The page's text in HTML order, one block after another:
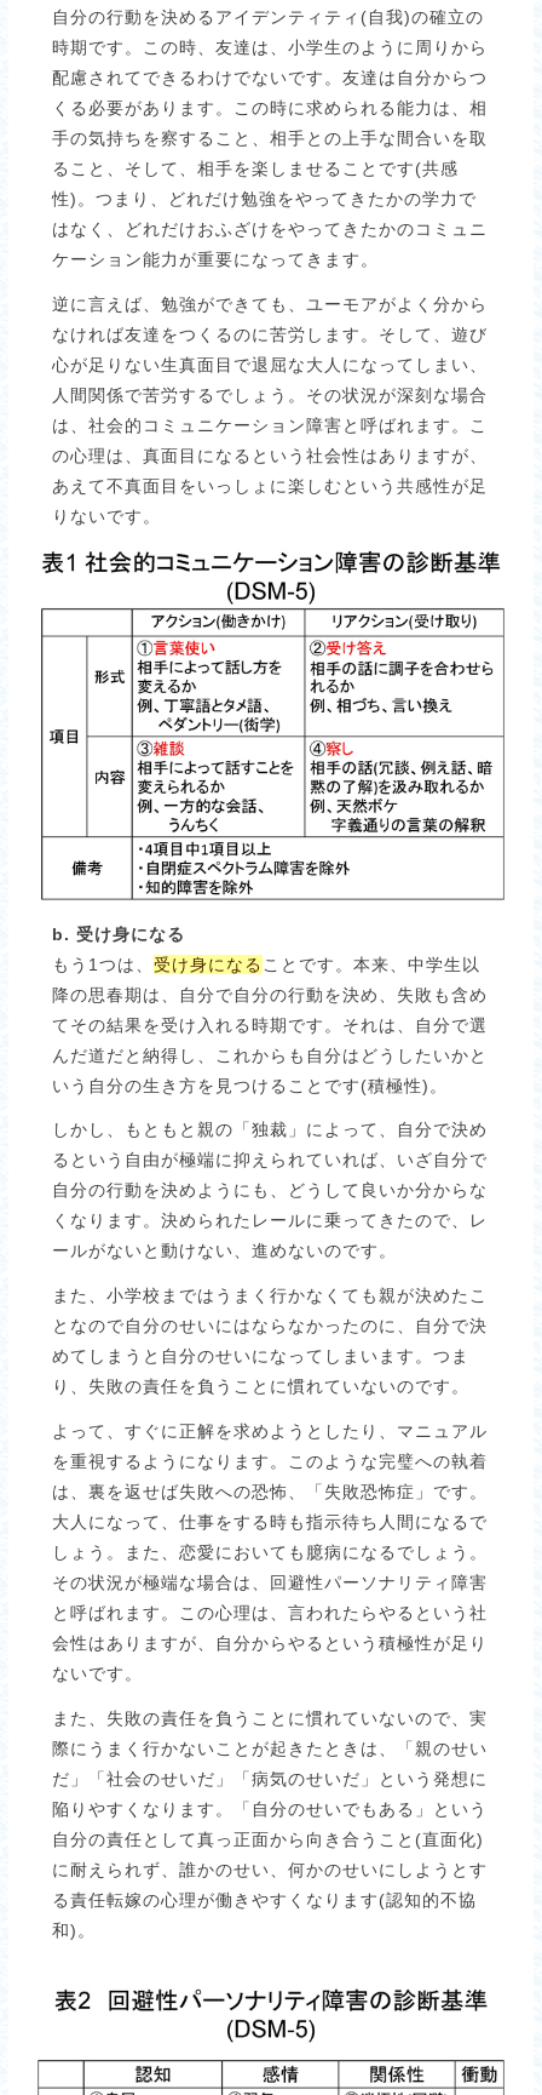
自分の行動を決めるアイデンティティ(自我)の確立の
時期です。この時、友達は、小学生のように周りから
配慮されてできるわけでないです。友達は自分からつ
くる必要があります。この時に求められる能力は、相
手の気持ちを察すること、相手との上手な間合いを取
ること、そして、相手を楽しませることです(共感
性)。つまり、どれだけ勉強をやってきたかの学力で
はなく、どれだけおふざけをやってきたかのコミュニ
ケーション能力が重要になってきます。
逆に言えば、勉強ができても、ユーモアがよく分から
なければ友達をつくるのに苦労します。そして、遊び
心が足りない生真面目で退屈な大人になってしまい、
人間関係で苦労するでしょう。その状況が深刻な場合
は、社会的コミュニケーション障害と呼ばれます。こ
の心理は、真面目になるという社会性はありますが、
あえて不真面目をいっしょに楽しむという共感性が足
りないです。
b. 受け身になる
もう1つは、 受け身になる ことです。本来、中学生以
降の思春期は、自分で自分の行動を決め、失敗も含め
てその結果を受け入れる時期です。それは、自分で選
んだ道だと納得し、これからも自分はどうしたいかと
いう自分の生き方を見つけることです(積極性)。
しかし、もともと親の「独裁」によって、自分で決め
るという自由が極端に抑えられていれば、いざ自分で
自分の行動を決めようにも、どうして良いか分からな
くなります。決められたレールに乗ってきたので、レ
ールがないと動けない、進めないのです。
また、小学校まではうまく行かなくても親が決めたこ
となので自分のせいにはならなかったのに、自分で決
めてしまうと自分のせいになってしまいます。つま
り、失敗の責任を負うことに慣れていないのです。
よって、すぐに正解を求めようとしたり、マニュアル
を重視するようになります。このような完璧への執着
は、裏を返せば失敗への恐怖、「失敗恐怖症」です。
大人になって、仕事をする時も指示待ち人間になるで
しょう。また、恋愛においても臆病になるでしょう。
その状況が極端な場合は、回避性パーソナリティ障害
と呼ばれます。この心理は、言われたらやるという社
会性はありますが、自分からやるという積極性が足り
ないです。
また、失敗の責任を負うことに慣れていないので、実
際にうまく行かないことが起きたときは、「親のせい
だ」「社会のせいだ」「病気のせいだ」という発想に
陥りやすくなります。「自分のせいでもある」という
自分の責任として真っ正面から向き合うこと(直面化)
に耐えられず、誰かのせい、何かのせいにしようとす
る責任転嫁の心理が働きやすくなります(認知的不協
和)。